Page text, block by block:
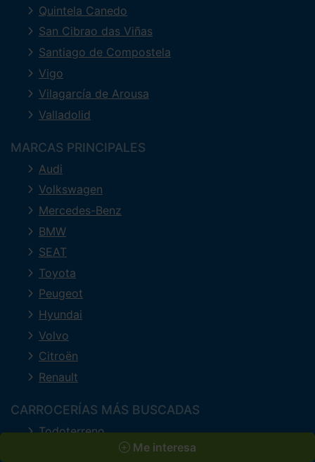
Me interesa
Quintela Canedo
San Cibrao das Viñas
Santiago de Compostela
Vigo
Vilagarcía de Arousa
Valladolid
MARCAS PRINCIPALES
Audi
Volkswagen
Mercedes-Benz
BMW
SEAT
Toyota
Peugeot
Hyundai
Volvo
Citroën
Renault
CARROCERÍAS MÁS BUSCADAS
Todoterreno